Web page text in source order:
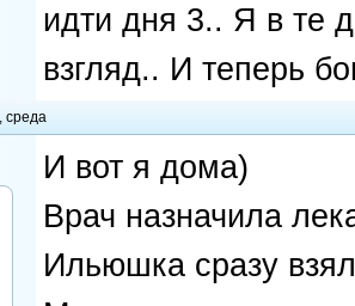
идти дня 3.. Я в те
взгляд.. И теперь
среда
И вот я дома)
Врач назначила
Ильюшка сразу